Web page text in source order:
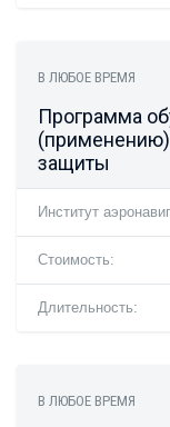
В ЛЮБОЕ ВРЕМЯ
Программа
защиты
Институт
Стоимость:
Длительность:
В ЛЮБОЕ ВРЕМЯ